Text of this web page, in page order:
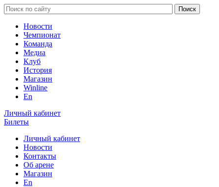
Новости
Чемпионат
Команда
Медиа
Клуб
История
Магазин
Winline
En
Личный кабинет
Билеты
Личный кабинет
Новости
Контакты
Об арене
Магазин
En